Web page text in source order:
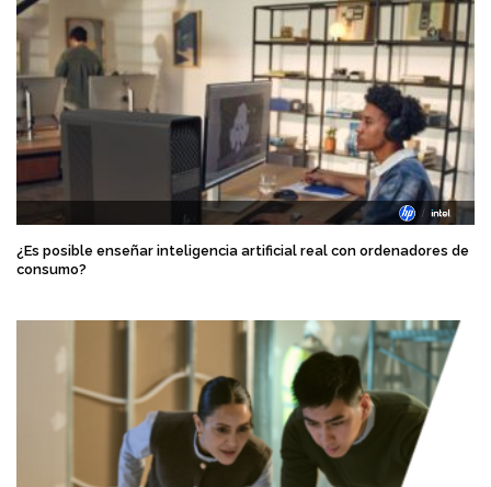
¿Es posible enseñar inteligencia artificial real con ordenadores de
consumo?